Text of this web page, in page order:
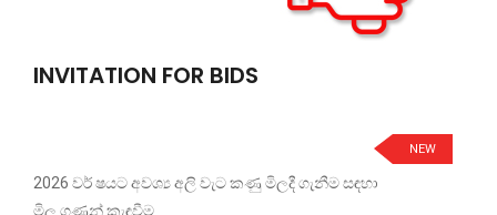
INVITATION FOR BIDS
NEW
2026 වර් ෂයට අවශ්‍ය අලි වැට කණු මිලදී ගැනීම සඳහා
මිල ගණන් කැඳවීම